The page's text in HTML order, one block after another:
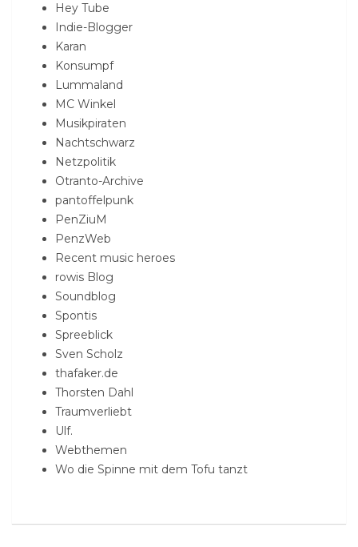
Hey Tube
Indie-Blogger
Karan
Konsumpf
Lummaland
MC Winkel
Musikpiraten
Nachtschwarz
Netzpolitik
Otranto-Archive
pantoffelpunk
PenZiuM
PenzWeb
Recent music heroes
rowis Blog
Soundblog
Spontis
Spreeblick
Sven Scholz
thafaker.de
Thorsten Dahl
Traumverliebt
Ulf.
Webthemen
Wo die Spinne mit dem Tofu tanzt